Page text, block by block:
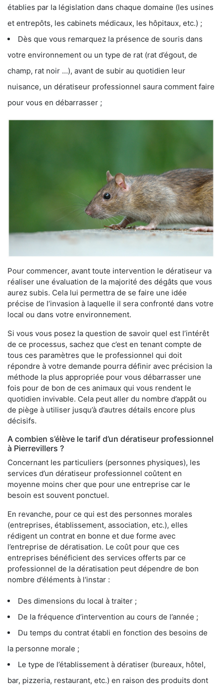
établies par la législation dans chaque domaine (les usines
et entrepôts, les cabinets médicaux, les hôpitaux, etc.) ;
Dès que vous remarquez la présence de souris dans
votre environnement ou un type de rat (rat d’égout, de
champ, rat noir …), avant de subir au quotidien leur
nuisance, un dératiseur professionnel saura comment faire
pour vous en débarrasser ;
Pour commencer, avant toute intervention le dératiseur va
réaliser une évaluation de la majorité des dégâts que vous
aurez subis. Cela lui permettra de se faire une idée
précise de l’invasion à laquelle il sera confronté dans votre
local ou dans votre environnement.
Si vous vous posez la question de savoir quel est l’intérêt
de ce processus, sachez que c’est en tenant compte de
tous ces paramètres que le professionnel qui doit
répondre à votre demande pourra définir avec précision la
méthode la plus appropriée pour vous débarrasser une
fois pour de bon de ces animaux qui vous rendent le
quotidien invivable. Cela peut aller du nombre d’appât ou
de piège à utiliser jusqu’à d’autres détails encore plus
décisifs.
A combien s’élève le tarif d’un dératiseur professionnel
à Pierrevillers ?
Concernant les particuliers (personnes physiques), les
services d’un dératiseur professionnel coûtent en
moyenne moins cher que pour une entreprise car le
besoin est souvent ponctuel.
En revanche, pour ce qui est des personnes morales
(entreprises, établissement, association, etc.), elles
rédigent un contrat en bonne et due forme avec
l’entreprise de dératisation. Le coût pour que ces
entreprises bénéficient des services offerts par ce
professionnel de la dératisation peut dépendre de bon
nombre d’éléments à l'instar :
Des dimensions du local à traiter ;
De la fréquence d’intervention au cours de l’année ;
Du temps du contrat établi en fonction des besoins de
la personne morale ;
Le type de l’établissement à dératiser (bureaux, hôtel,
bar, pizzeria, restaurant, etc.) en raison des produits dont